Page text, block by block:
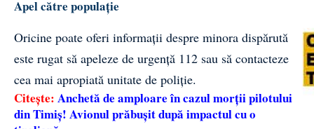
Apel către populație
Oricine poate oferi informații despre minora dispărută
este rugat să apeleze de urgență 112 sau să contacteze
cea mai apropiată unitate de poliție.
Citește: Anchetă de amploare în cazul morții pilotului
din Timiș! Avionul prăbușit după impactul cu o